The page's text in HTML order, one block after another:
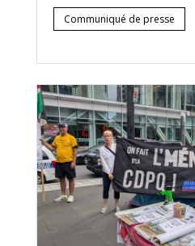
Communiqué de presse